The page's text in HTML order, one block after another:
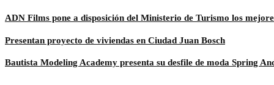
ADN Films pone a disposición del Ministerio de Turismo los
Presentan proyecto de viviendas en Ciudad Juan Bosch
Bautista Modeling Academy presenta su desfile de moda Spring